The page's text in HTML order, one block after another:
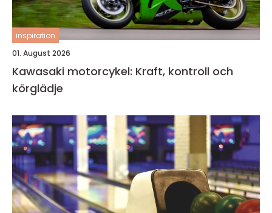
inspiration
01. August 2026
Kawasaki motorcykel: Kraft, kontroll och
körglädje